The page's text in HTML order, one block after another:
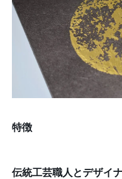
特徴
伝統工芸職人とデザイ